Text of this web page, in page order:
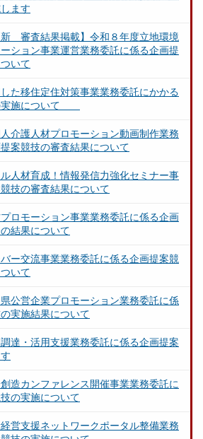
ます
新 審査結果掲載】令和８年度立地環境
ション事業運営業務委託に係る企画提
いて
た移住定住対策事業業務委託にかかる
実施について
介護人材プロモーション動画制作業務
案競技の審査結果について
人材育成！情報発信力強化セミナー事
技の審査結果について
ロモーション事業業務委託に係る企画
結果について
ー交流事業業務委託に係る企画提案競
いて
公営企業プロモーション業務委託に係
実施結果について
達・活用支援業務委託に係る企画提案
造カンファレンス開催事業業務委託に
の実施について
経営支援ネットワークポータル整備業務